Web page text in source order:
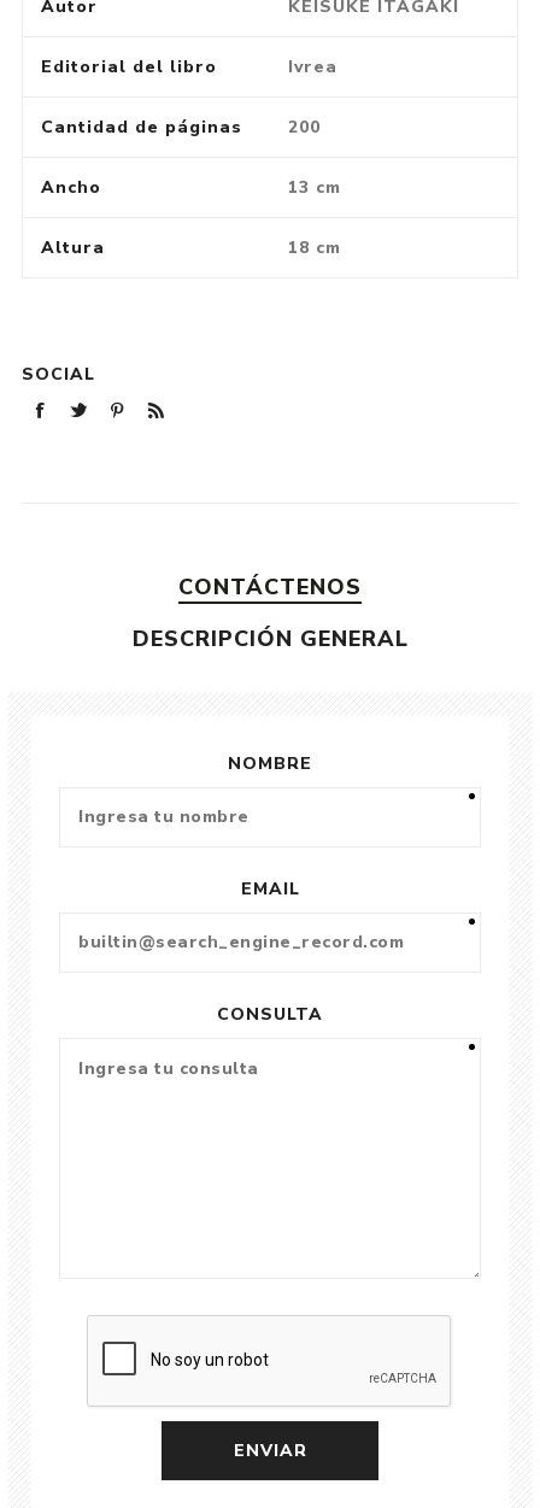
Autor KEISUKE ITAGAKI
Editorial del libro Ivrea
Cantidad de páginas 200
Ancho 13 cm
Altura 18 cm
SOCIAL
CONTÁCTENOS
DESCRIPCIÓN GENERAL
NOMBRE
EMAIL
CONSULTA